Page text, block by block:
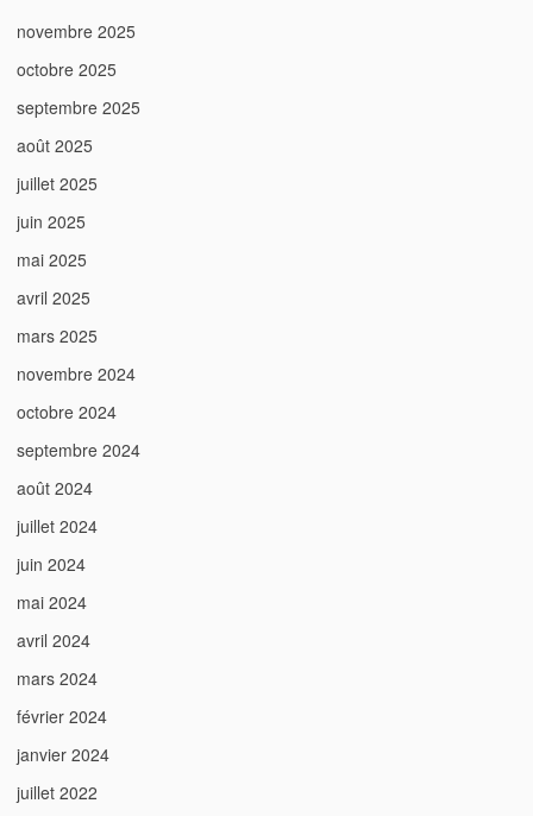
novembre 2025
octobre 2025
septembre 2025
août 2025
juillet 2025
juin 2025
mai 2025
avril 2025
mars 2025
novembre 2024
octobre 2024
septembre 2024
août 2024
juillet 2024
juin 2024
mai 2024
avril 2024
mars 2024
février 2024
janvier 2024
juillet 2022